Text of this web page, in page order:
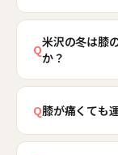
加齢によ
りますが、
のバラン
あります
筋力がさら
Q米沢の冬は膝
か？
米沢は特
や運動が減
すくなり
Q膝が痛くても
膝を支え